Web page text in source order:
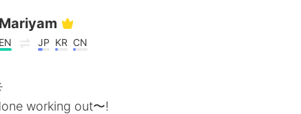
Mariyam
EN JP KR CN
working out〜!